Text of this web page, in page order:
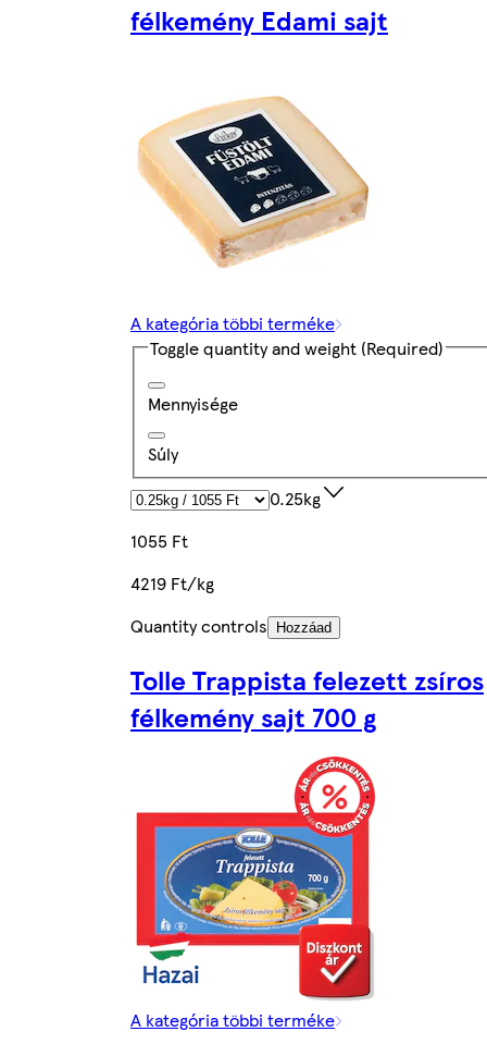
félkemény Edami sajt
A kategória többi terméke
Toggle quantity and weight (Required)
Mennyisége
Súly
0.25kg
1055 Ft
4219 Ft/kg
Quantity controls
Hozzáad
Tolle Trappista felezett zsíros
félkemény sajt 700 g
A kategória többi terméke